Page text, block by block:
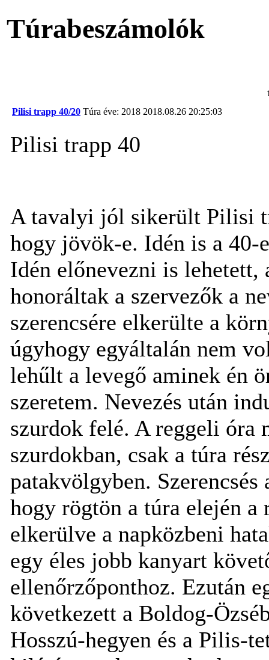
Túrabeszámolók
Pilisi trapp 40/20 Túra éve: 2018 2018.08.26 20:25:03
Pilisi trapp 40
A tavalyi jól sikerült Pilisi
hogy jövök-e. Idén is a 40-
Idén előnevezni is
honoráltak a szervezők a
szerencsére elkerülte a
úgyhogy egyáltalán nem
lehűlt a levegő aminek én
szeretem. Nevezés után
szurdok felé. A reggeli óra
szurdokban, csak a túra
patakvölgyben.
hogy rögtön a túra elején
elkerülve a napközbeni
egy éles jobb kanyart
ellenőrzőponthoz. Ezután
következett a Boldog-
Hosszú-hegyen és a Pilis-